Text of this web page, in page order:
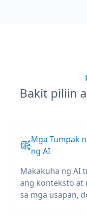
Bakit piliin
Mga Tumpak
ng AI
Makakuha ng AI
ang konteksto at
sa mga usapan,